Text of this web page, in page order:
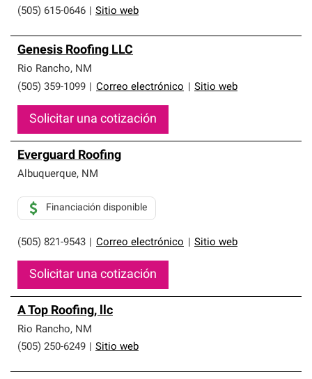
(505) 615-0646
Sitio web
Genesis Roofing LLC
Rio Rancho, NM
(505) 359-1099
Correo electrónico Sitio web
Solicitar una cotización
Everguard Roofing
Albuquerque, NM
(505) 821-9543 Correo electrónico Sitio web
Financiación disponible
Solicitar una cotización
A Top Roofing, llc
Rio Rancho, NM
(505) 250-6249
Sitio web